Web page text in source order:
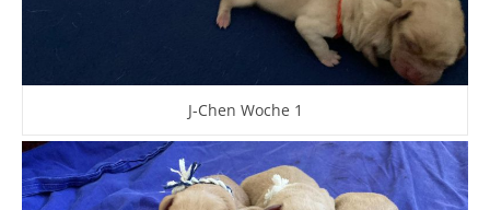
J-Chen Woche 1